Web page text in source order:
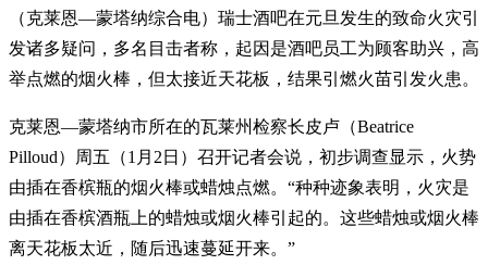
（克莱恩—蒙塔纳综合电）瑞士酒吧在元旦发生的致命火灾引
发诸多疑问，多名目击者称，起因是酒吧员工为顾客助兴，高
举点燃的烟火棒，但太接近天花板，结果引燃火苗引发火患。
克莱恩—蒙塔纳市所在的瓦莱州检察长皮卢（Beatrice
Pilloud）周五（1月2日）召开记者会说，初步调查显示，火势
由插在香槟瓶的烟火棒或蜡烛点燃。“种种迹象表明，火灾是
由插在香槟酒瓶上的蜡烛或烟火棒引起的。这些蜡烛或烟火棒
离天花板太近，随后迅速蔓延开来。”